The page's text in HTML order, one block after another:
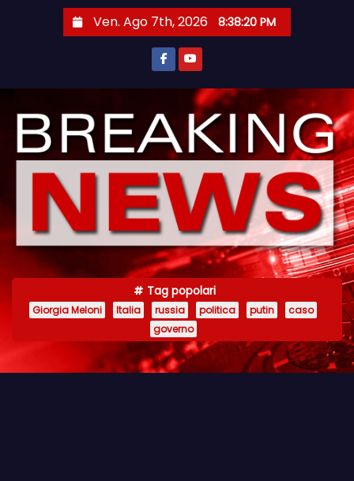
t
Ven. Ago 7th, 2026 8:38:20 PM
Tag popolari
Giorgia Meloni Italia russia politica putin
caso
governo